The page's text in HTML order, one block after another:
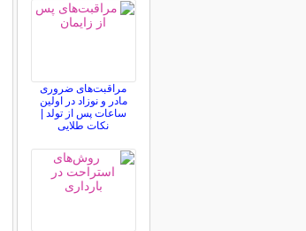
مراقبت‌های ضروری
مادر و نوزاد در اولین
ساعات پس از تولد |
نکات طلایی